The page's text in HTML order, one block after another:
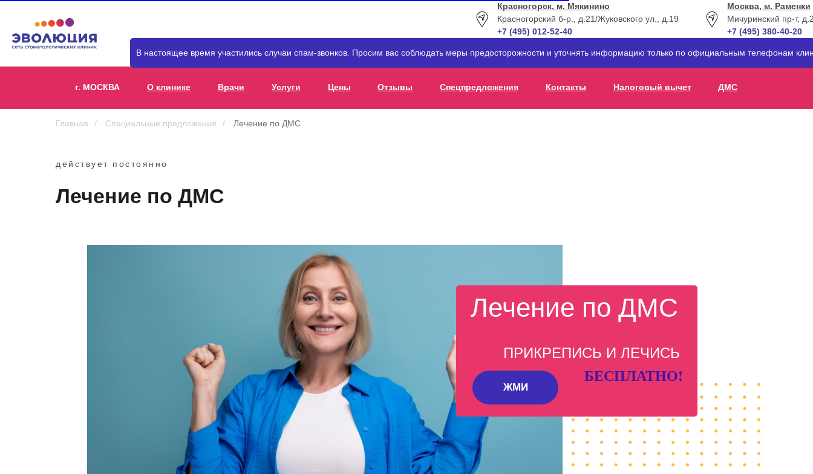
Красногорск, м. Мякинино
Красногорский б-р., д.21/Жуковского ул., д.19
+7 (495) 012-52-40
Москва, м. Раменки
Мичуринский пр-т,
+7 (495) 380-40-20
В настоящее время участились случаи спам-звонков. Просим вас соблюдать меры предосторожности и уточнять информацию только по официальным телефонам
г. МОСКВА О клинике Врачи Услуги Цены Отзывы Спецпредложения Контакты Налоговый вычет ДМС
Главная / Специальные предложения / Лечение по ДМС
действует постоянно
Лечение по ДМС
ЖМИ
Лечение по ДМС
БЕСПЛАТНО!
ПРИКРЕПИСЬ И ЛЕЧИСЬ